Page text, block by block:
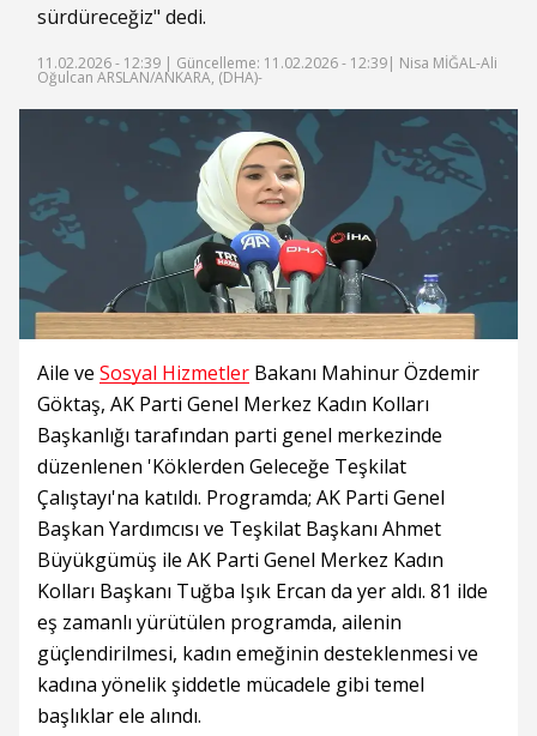
sürdüreceğiz" dedi.
11.02.2026 - 12:39 | Güncelleme: 11.02.2026 - 12:39| Nisa MİĞAL-Ali
Oğulcan ARSLAN/ANKARA, (DHA)-
Aile ve Sosyal Hizmetler Bakanı Mahinur Özdemir
Göktaş, AK Parti Genel Merkez Kadın Kolları
Başkanlığı tarafından parti genel merkezinde
düzenlenen 'Köklerden Geleceğe Teşkilat
Çalıştayı'na katıldı. Programda; AK Parti Genel
Başkan Yardımcısı ve Teşkilat Başkanı Ahmet
Büyükgümüş ile AK Parti Genel Merkez Kadın
Kolları Başkanı Tuğba Işık Ercan da yer aldı. 81 ilde
eş zamanlı yürütülen programda, ailenin
güçlendirilmesi, kadın emeğinin desteklenmesi ve
kadına yönelik şiddetle mücadele gibi temel
başlıklar ele alındı.